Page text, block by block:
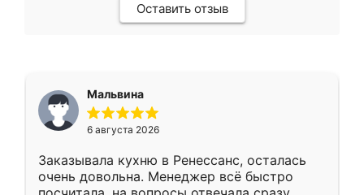
Оставить отзыв
Мальвина
6 августа 2026
Заказывала кухню в Ренессанс, осталась
очень довольна. Менеджер всё быстро